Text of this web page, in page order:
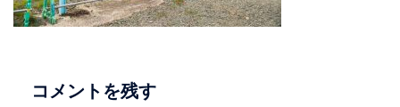
コメントを残す